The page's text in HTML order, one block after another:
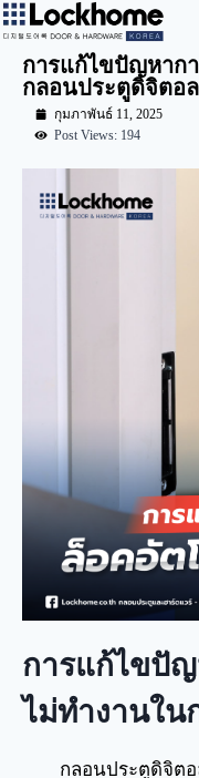
การแก้ไขปัญหาก
กลอนประตูดิจิตอล
กุมภาพันธ์ 11, 2025
Post Views: 194
การแก้ไขปั
ไม่ทำงานใน
กลอนประตูดิจิตอ